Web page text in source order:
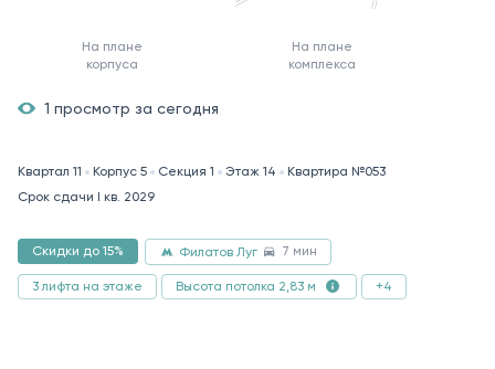
На плане
корпуса
На плане
комплекса
1 просмотр за сегодня
Квартал 11 Корпус 5 Секция 1 Этаж 14
Квартира №053
Срок сдачи I кв. 2029
Скидки до 15% Филатов Луг 7 мин
3 лифта на этаже Высота потолка 2,83 м +4